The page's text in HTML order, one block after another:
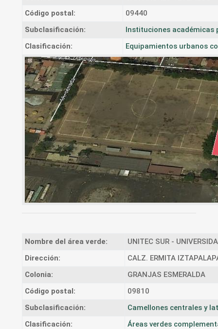
Código postal:
09440
Subclasificación:
Instituciones académicas
Clasificación:
Equipamientos urbanos
Nombre del área verde:
UNITEC SUR -
Dirección:
CALZ. ERMITA
Colonia:
GRANJAS ESMERALDA
Código postal:
09810
Subclasificación:
Camellones centrales y
Clasificación:
Áreas verdes